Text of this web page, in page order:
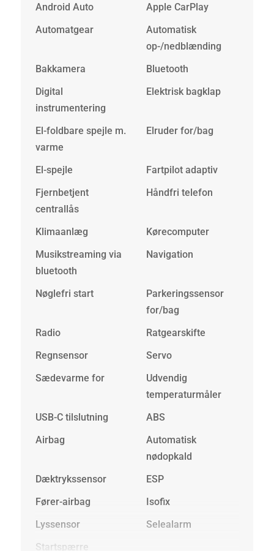
Android Auto
Apple CarPlay
Automatgear
Automatisk
op-/nedblænding
Bakkamera
Bluetooth
Digital
instrumentering
Elektrisk bagklap
El-foldbare spejle m.
varme
Elruder for/bag
El-spejle
Fartpilot adaptiv
Fjernbetjent
centrallås
Håndfri telefon
Klimaanlæg
Kørecomputer
Musikstreaming via
bluetooth
Navigation
Nøglefri start
Parkeringssensor
for/bag
Radio
Ratgearskifte
Regnsensor
Servo
Sædevarme for
Udvendig
temperaturmåler
USB-C tilslutning
ABS
Airbag
Automatisk
nødopkald
Dæktrykssensor
ESP
Fører-airbag
Isofix
Lyssensor
Selealarm
Startspærre